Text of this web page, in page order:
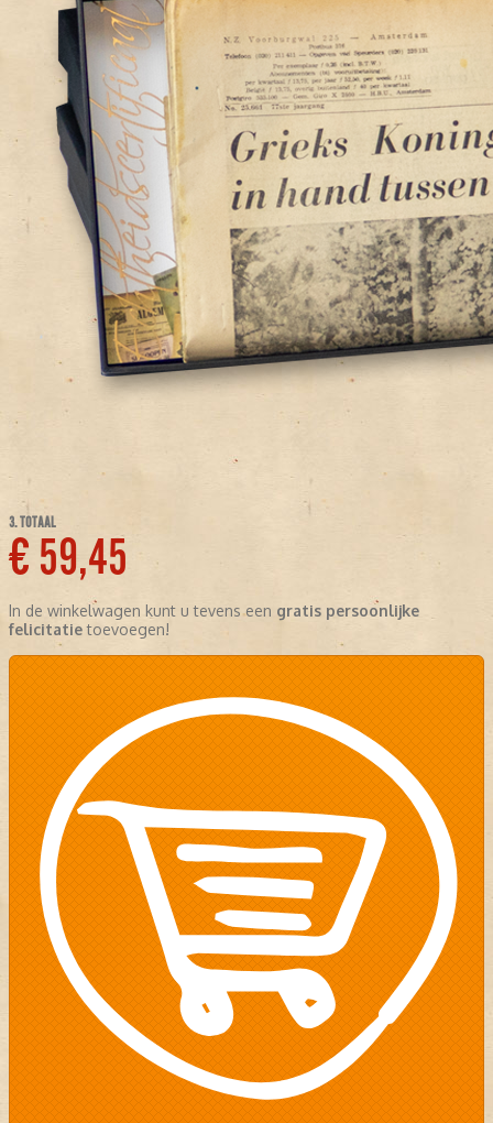
3. TOTAAL
€ 59,45
In de winkelwagen kunt u tevens een gratis persoonlijke
felicitatietoevoegen!